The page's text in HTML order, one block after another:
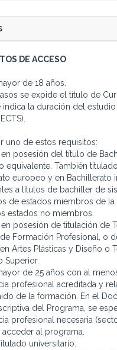
DE ACCESO
de 18 años.
se expide el título de
indica la duración del estudio
uno de estos requisitos:
posesión del título de
equivalente. También
europeo y en Bachillerato
a títulos de bachiller de
de estados miembros de la
estados no miembros.
posesión de titulación de
Formación Profesional, o
Artes Plásticas y Diseño o
Superior.
de 25 años con al
profesional acreditada y
de la formación. En el
del Programa, se
profesional necesaria
acceder al programa.
universitario.